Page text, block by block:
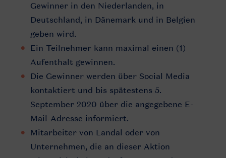
Gewinner in den Niederlanden, in
Deutschland, in Dänemark und in Belgien
geben wird.
Ein Teilnehmer kann maximal einen (1)
Aufenthalt gewinnen.
Die Gewinner werden über Social Media
kontaktiert und bis spätestens 5.
September 2020 über die angegebene E-
Mail-Adresse informiert.
Mitarbeiter von Landal oder von
Unternehmen, die an dieser Aktion